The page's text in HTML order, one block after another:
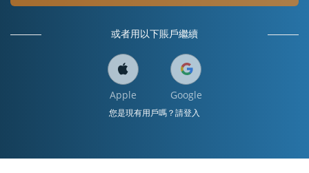
或者用以下賬戶繼續
Apple Google
您是現有用戶嗎？請登入